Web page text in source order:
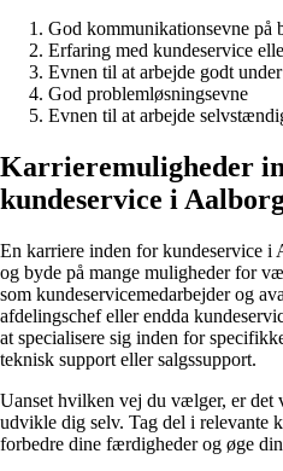
God kommunikationsevne på
Erfaring med kundeservice
Evnen til at arbejde godt
God problemløsningsevne
Evnen til at arbejde
Karrieremuligheder
kundeservice i
En karriere inden for kundeservice i
og byde på mange muligheder for
som kundeservicemedarbejder og
afdelingschef eller endda
at specialisere sig inden for
teknisk support eller salgssupport.
Uanset hvilken vej du vælger, er
udvikle dig selv. Tag del i relevante
forbedre dine færdigheder og øge